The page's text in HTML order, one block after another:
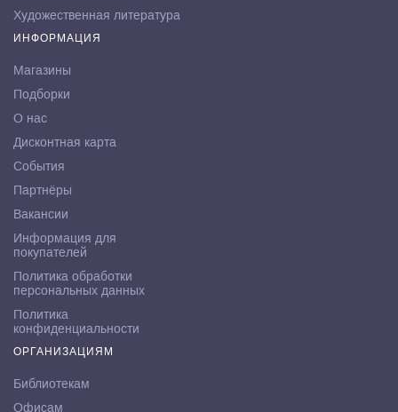
Художественная литература
ИНФОРМАЦИЯ
Магазины
Подборки
О нас
Дисконтная карта
События
Партнёры
Вакансии
Информация для
покупателей
Политика обработки
персональных данных
Политика
конфиденциальности
ОРГАНИЗАЦИЯМ
Библиотекам
Офисам